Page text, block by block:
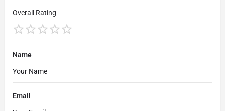
Overall Rating
Name
Email